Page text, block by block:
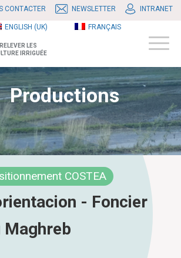
CONTACTER NEWSLETTER INTRANET
ENGLISH (UK) FRANÇAIS
LES
IRRIGUÉE
Productions
COSTEA
- Foncier
Maghreb